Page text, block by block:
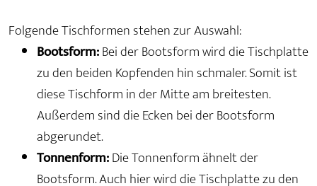
Folgende Tischformen stehen zur Auswahl:
Bootsform:Bei der Bootsform wird die Tischplatte
zu den beiden Kopfenden hin schmaler. Somit ist
diese Tischform in der Mitte am breitesten.
Außerdem sind die Ecken bei der Bootsform
abgerundet.
Tonnenform:Die Tonnenform ähnelt der
Bootsform. Auch hier wird die Tischplatte zu den